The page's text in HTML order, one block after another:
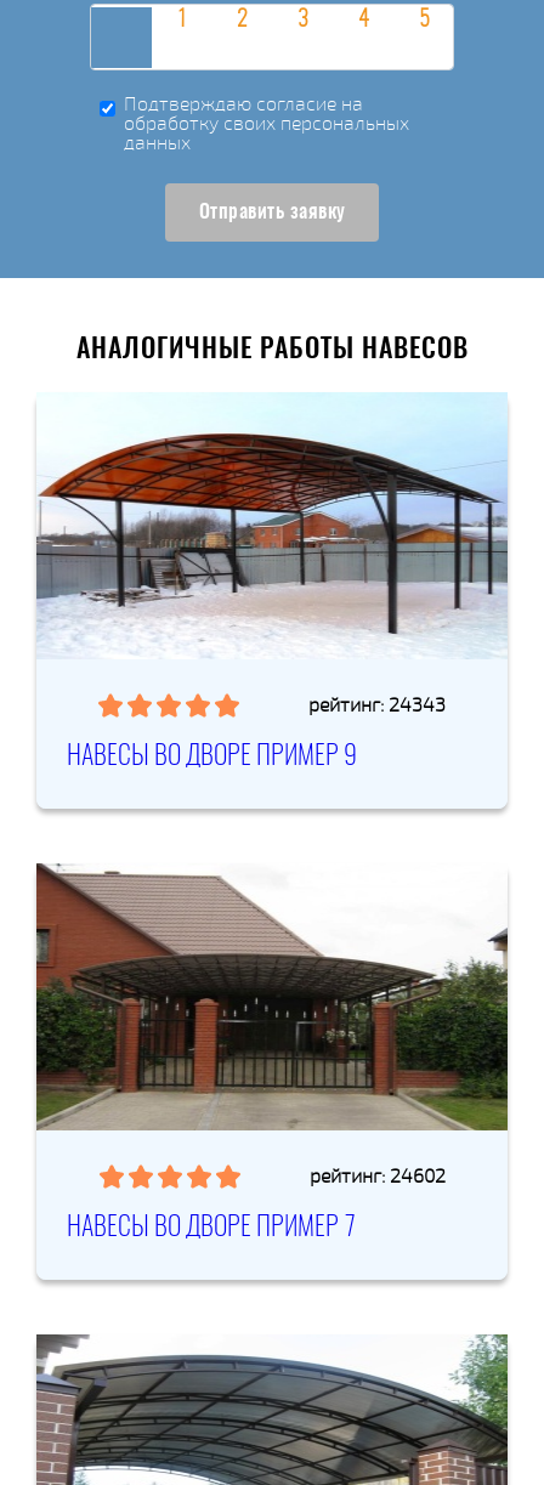
Подтверждаю согласие на
обработку своих персональных
данных
Отправить заявку
АНАЛОГИЧНЫЕ РАБОТЫ НАВЕСОВ
рейтинг: 24343
НАВЕСЫ ВО ДВОРЕ ПРИМЕР 9
рейтинг: 24602
НАВЕСЫ ВО ДВОРЕ ПРИМЕР 7